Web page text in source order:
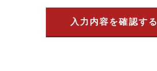
入力内容を確認する